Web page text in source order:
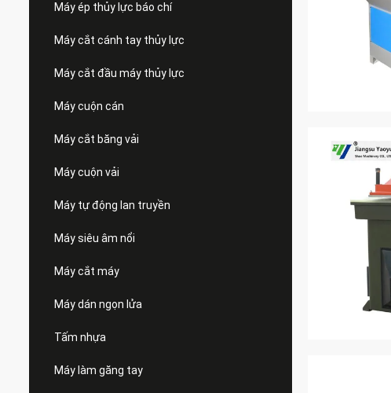
Máy ép thủy lực báo chí
Máy cắt cánh tay thủy lực
Máy cắt đầu máy thủy lực
Máy cuộn cán
Máy cắt băng vải
Máy cuộn vải
Máy tự động lan truyền
Máy siêu âm nổi
Máy cắt máy
Máy dán ngọn lửa
Tấm nhựa
Máy làm găng tay